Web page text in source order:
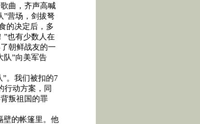
曲，齐声高喊
”营场，剑拔弩
的决定后，多
”也有少数人在
朝鲜战友的一
队”向美军告
”。我们被扣的7
行动方案，同
叛祖国的罪
壁的帐篷里。他